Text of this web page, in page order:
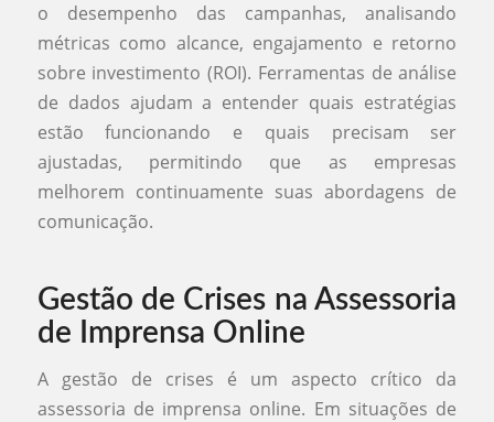
o desempenho das campanhas, analisando
métricas como alcance, engajamento e retorno
sobre investimento (ROI). Ferramentas de análise
de dados ajudam a entender quais estratégias
estão funcionando e quais precisam ser
ajustadas, permitindo que as empresas
melhorem continuamente suas abordagens de
comunicação.
Gestão de Crises na Assessoria
de Imprensa Online
A gestão de crises é um aspecto crítico da
assessoria de imprensa online. Em situações de